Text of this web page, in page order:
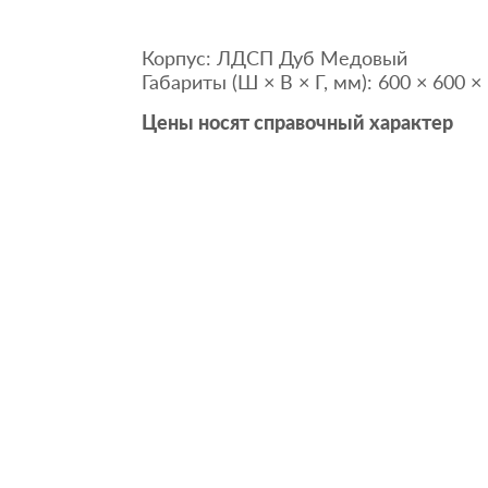
Корпус: ЛДСП Дуб Медовый
Габариты (Ш × В × Г, мм): 600 × 600 ×
Цены носят справочный характер